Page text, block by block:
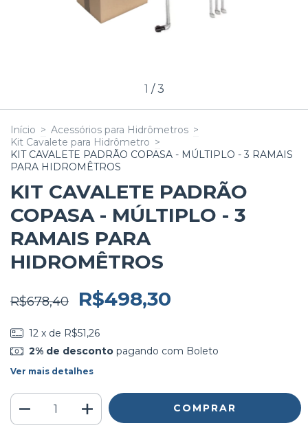
1 /3
Início > Acessórios para Hidrômetros >
Kit Cavalete para Hidrômetro >
KIT CAVALETE PADRÃO COPASA - MÚLTIPLO - 3 RAMAIS
PARA HIDROMÊTROS
KIT CAVALETE PADRÃO
COPASA - MÚLTIPLO - 3
RAMAIS PARA
HIDROMÊTROS
R$678,40 R$498,30
12 x de R$51,26
2% de descontopagando com Boleto
Ver mais detalhes